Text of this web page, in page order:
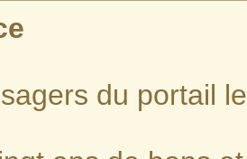
du portail